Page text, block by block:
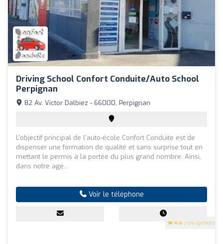
Driving School Confort Conduite/Auto School
Perpignan
4.6 (134 Opinions)
82 Av. Victor Dalbiez - 66000, Perpignan
L’objectif principal de l'auto-école Confort Conduite est de
dispenser une formation de qualité et sans surprise tout en
mettant le permis à la portée du plus grand nombre. Ainsi,
dans notre age...
Voir le téléphone